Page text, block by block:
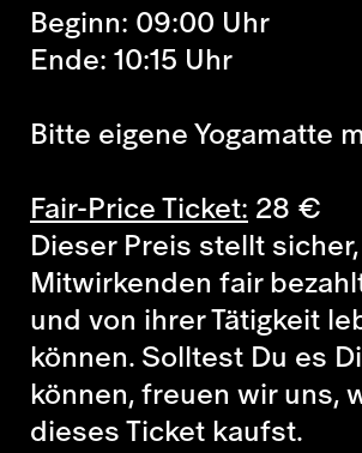
Beginn: 09:00 Uhr
Ende: 10:15 Uhr
Bitte eigene Yogamatte
Fair-Price Ticket: 28 €
Dieser Preis stellt
Mitwirkenden fair
und von ihrer Tätigkeit
können. Solltest Du es
können, freuen wir uns,
dieses Ticket kaufst.